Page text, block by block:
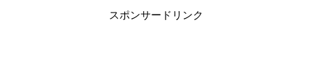
スポンサードリンク